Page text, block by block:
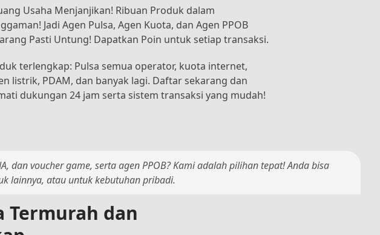
Usaha Menjanjikan! Ribuan Produk dalam
Jadi Agen Pulsa, Agen Kuota, dan Agen PPOB
Pasti Untung! Dapatkan Poin untuk setiap transaksi.
terlengkap: Pulsa semua operator, kuota internet,
listrik, PDAM, dan banyak lagi. Daftar sekarang dan
dukungan 24 jam serta sistem transaksi yang mudah!
voucher game, serta agen PPOB? Kami adalah pilihan tepat! Anda bisa
lainnya, atau untuk kebutuhan pribadi.
Termurah dan